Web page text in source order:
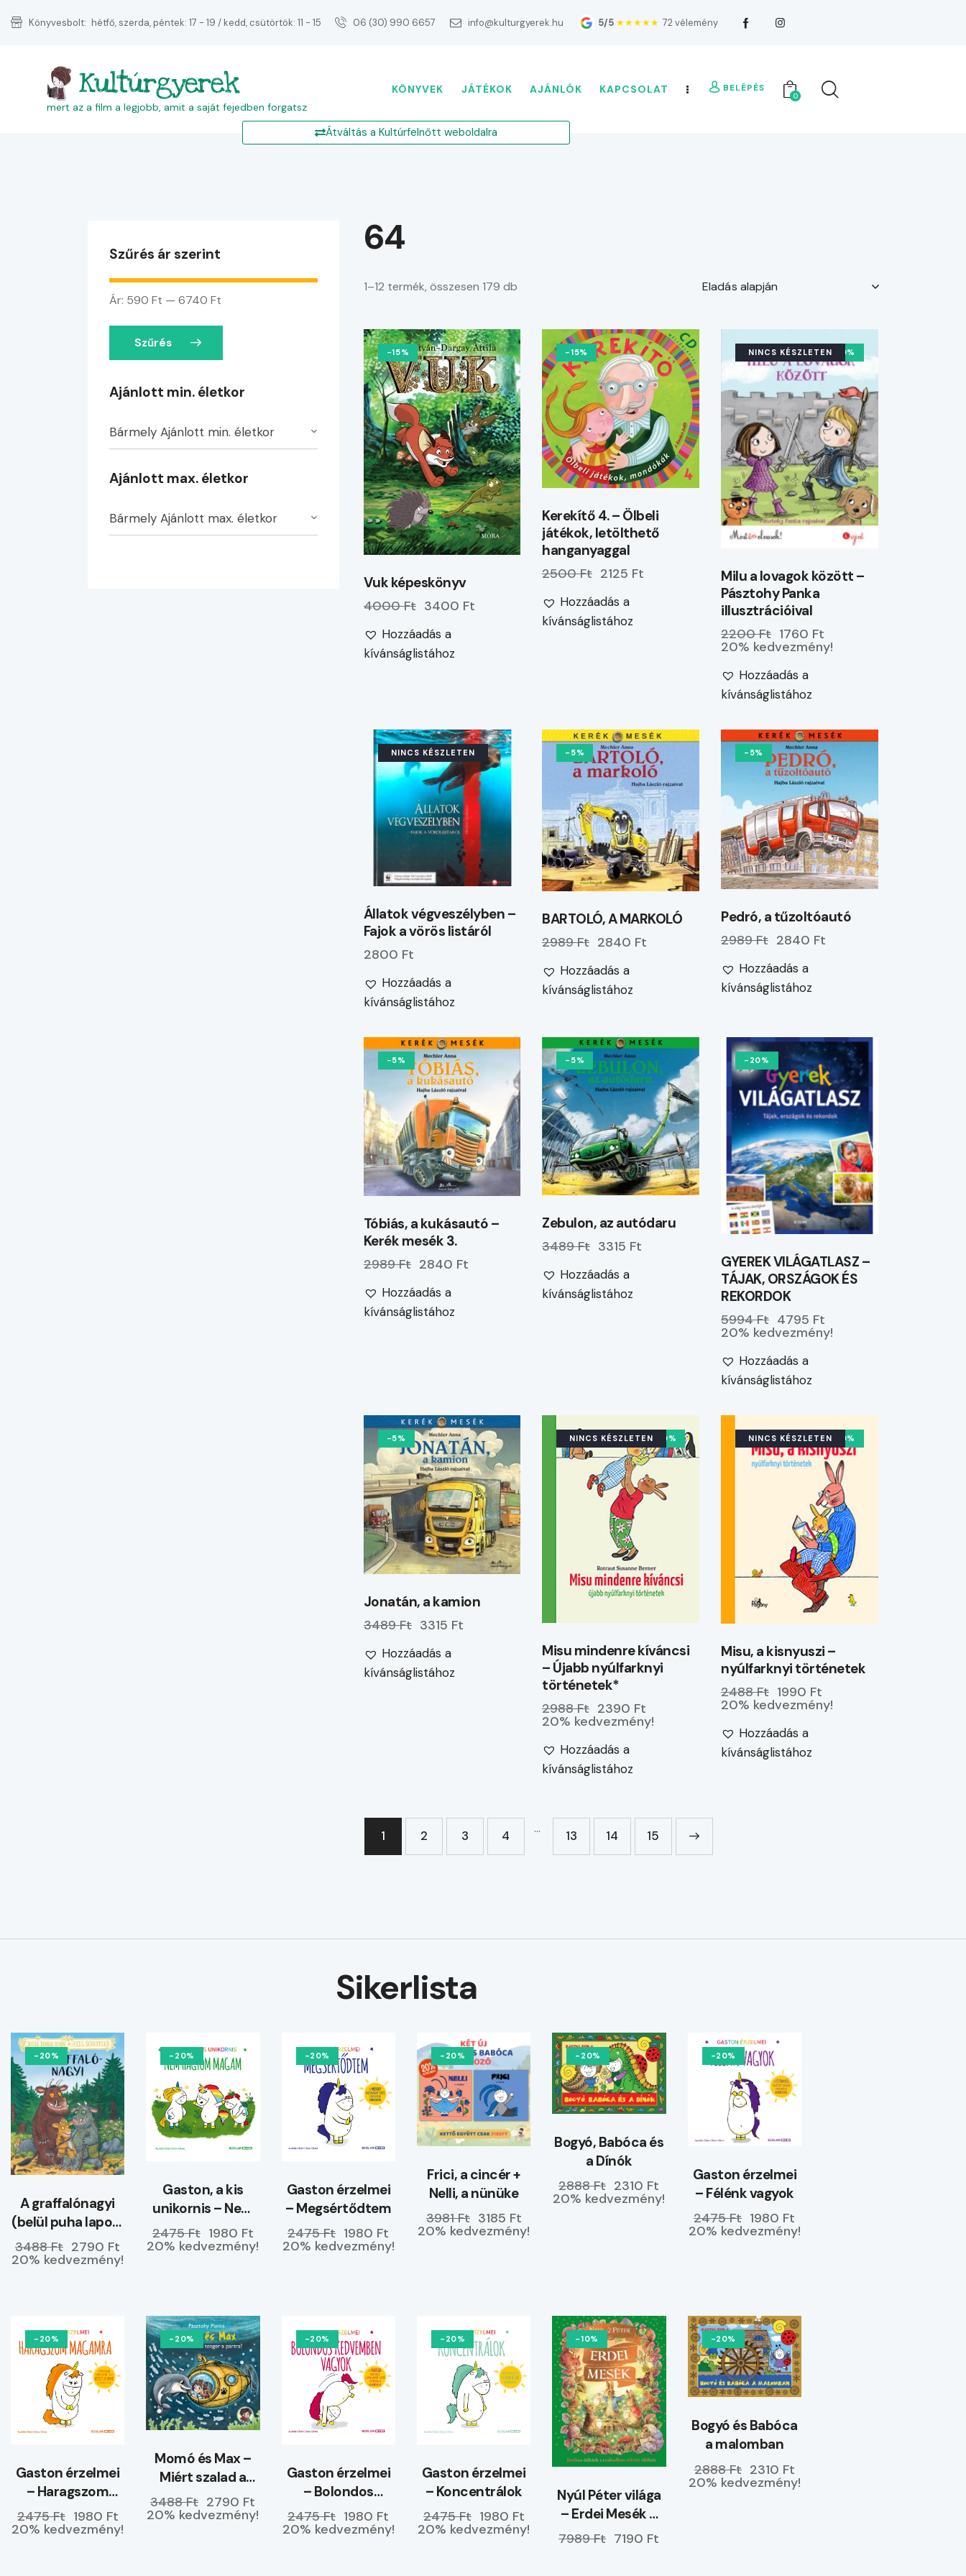
Könyvesbolt: hétfő, szerda, péntek: 17 - 19 / kedd, csütörtök: 11 - 15 06 (30) 990 6657 info@kulturgyerek.hu 5/5 ★★★★★ 72 vélemény
Kultúrgyerek
mert az a film a legjobb, amit a saját fejedben forgatsz
KÖNYVEK JÁTÉKOK AJÁNLÓK KAPCSOLAT BELÉPÉS
0
Átváltás a Kultúrfelnőtt weboldalra
64
1–12 termék, összesen 179 db
-15%
Vuk képeskönyv
4000 Ft 3400 Ft
Hozzáadás a
kívánságlistához
-15%
Kerekítő 4. – Ölbeli
játékok, letölthető
hanganyaggal
2500 Ft 2125 Ft
Hozzáadás a
kívánságlistához
NINCS KÉSZLETEN-20%
Milu a lovagok között –
Pásztohy Panka
illusztrációival
2200 Ft 1760 Ft
20% kedvezmény!
Hozzáadás a
kívánságlistához
NINCS KÉSZLETEN
Állatok végveszélyben –
Fajok a vörös listáról
2800 Ft
Hozzáadás a
kívánságlistához
-5%
BARTOLÓ, A MARKOLÓ
2989 Ft 2840 Ft
Hozzáadás a
kívánságlistához
-5%
Pedró, a tűzoltóautó
2989 Ft 2840 Ft
Hozzáadás a
kívánságlistához
-5%
Tóbiás, a kukásautó –
Kerék mesék 3.
2989 Ft 2840 Ft
Hozzáadás a
kívánságlistához
-5%
Zebulon, az autódaru
3489 Ft 3315 Ft
Hozzáadás a
kívánságlistához
-20%
GYEREK VILÁGATLASZ –
TÁJAK, ORSZÁGOK ÉS
REKORDOK
5994 Ft 4795 Ft
20% kedvezmény!
Hozzáadás a
kívánságlistához
-5%
Jonatán, a kamion
3489 Ft 3315 Ft
Hozzáadás a
kívánságlistához
NINCS KÉSZLETEN-20%
Misu mindenre kíváncsi
– Újabb nyúlfarknyi
történetek*
2988 Ft 2390 Ft
20% kedvezmény!
Hozzáadás a
kívánságlistához
NINCS KÉSZLETEN-20%
Misu, a kisnyuszi –
nyúlfarknyi történetek
2488 Ft 1990 Ft
20% kedvezmény!
Hozzáadás a
kívánságlistához
1 2 3 4 … 13 14 15
→
Szűrés ár szerint
Szűrés
Ár: 590 Ft — 6740 Ft
Ajánlott min. életkor
Bármely Ajánlott min. életkor
Ajánlott max. életkor
Bármely Ajánlott max. életkor
Sikerlista
-20%
A graffalónagyi
(belül puha lapos)
ELŐRENDELHETŐ
3488 Ft 2790 Ft
20% kedvezmény!
-20%
Gaston, a kis
unikornis – Nem
hagyom magam
2475 Ft 1980 Ft
20% kedvezmény!
-20%
Gaston érzelmei
– Megsértődtem
2475 Ft 1980 Ft
20% kedvezmény!
-20%
Frici, a cincér +
Nelli, a nünüke
3981 Ft 3185 Ft
20% kedvezmény!
-20%
Bogyó, Babóca és
a Dínók
2888 Ft 2310 Ft
20% kedvezmény!
-20%
Gaston érzelmei
– Félénk vagyok
2475 Ft 1980 Ft
20% kedvezmény!
-20%
Gaston érzelmei
– Haragszom
magamra
2475 Ft 1980 Ft
20% kedvezmény!
-20%
Momó és Max –
Miért szalad a
tenger a partra?
3488 Ft 2790 Ft
20% kedvezmény!
-20%
Gaston érzelmei
– Bolondos
kedvemben
vagyok
2475 Ft 1980 Ft
20% kedvezmény!
-20%
Gaston érzelmei
– Koncentrálok
2475 Ft 1980 Ft
20% kedvezmény!
-10%
Nyúl Péter világa
– Erdei Mesék –
ELŐRENDELHETŐ
7989 Ft 7190 Ft
-20%
Bogyó és Babóca
a malomban
2888 Ft 2310 Ft
20% kedvezmény!